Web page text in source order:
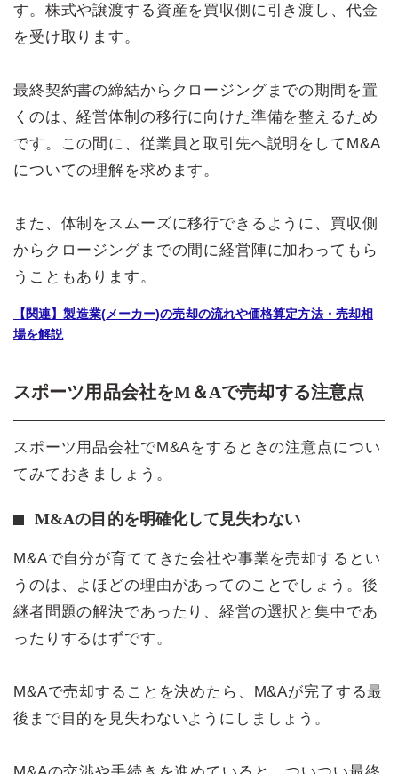
す。株式や譲渡する資産を買収側に引き渡し、代金
を受け取ります。
最終契約書の締結からクロージングまでの期間を置
くのは、経営体制の移行に向けた準備を整えるため
です。この間に、従業員と取引先へ説明をしてM&A
についての理解を求めます。
また、体制をスムーズに移行できるように、買収側
からクロージングまでの間に経営陣に加わってもら
うこともあります。
【関連】製造業(メーカー)の売却の流れや価格算定方法・売却相
場を解説
スポーツ用品会社をM＆Aで売却する注意点
スポーツ用品会社でM&Aをするときの注意点につい
てみておきましょう。
M&Aの目的を明確化して見失わない
M&Aで自分が育ててきた会社や事業を売却するとい
うのは、よほどの理由があってのことでしょう。後
継者問題の解決であったり、経営の選択と集中であ
ったりするはずです。
M&Aで売却することを決めたら、M&Aが完了する最
後まで目的を見失わないようにしましょう。